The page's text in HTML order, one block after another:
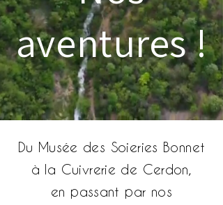
aventures !
Du Musée des Soieries Bonnet
à la Cuivrerie de Cerdon,
en passant par nos